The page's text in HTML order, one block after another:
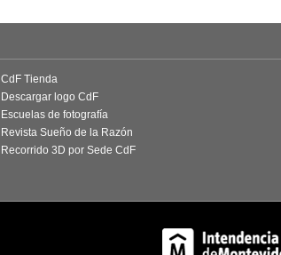
CdF Tienda
Descargar logo CdF
Escuelas de fotografía
Revista Sueño de la Razón
Recorrido 3D por Sede CdF